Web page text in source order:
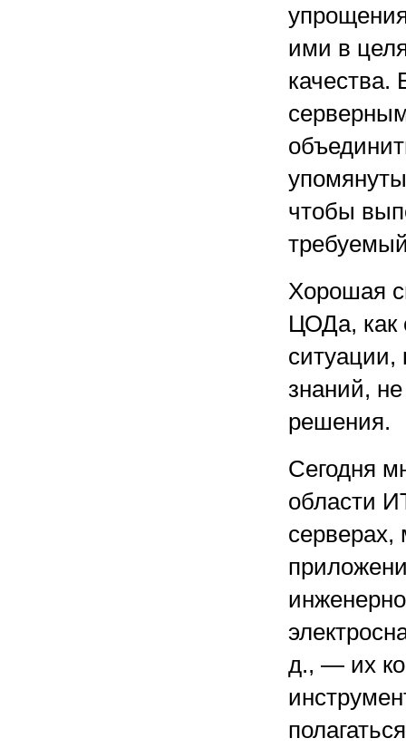
ими в
качества.
чтобы
Хорошая
ЦОДа, как
ситуации,
знаний,
решения.
Сегодня
области
серверах,
д., — их